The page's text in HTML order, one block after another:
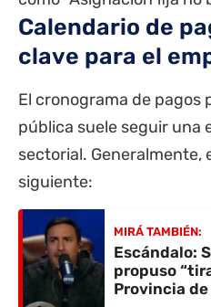
Calendario de
clave para el
El cronograma de pagos
pública suele seguir
sectorial. Generalmente,
siguiente:
MIRÁ TAMBIÉN:
Escándalo:
propuso
Provincia